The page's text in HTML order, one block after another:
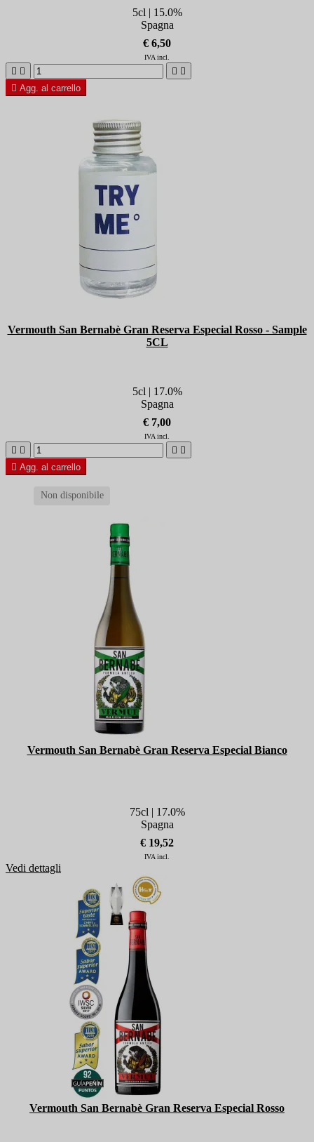
5cl | 15.0%
Spagna
€ 6,50
IVA incl.
   
 Agg. al carrello
Vermouth San Bernabè Gran Reserva Especial Rosso - Sample
5CL
5cl | 17.0%
Spagna
€ 7,00
IVA incl.
   
 Agg. al carrello
Non disponibile
Vermouth San Bernabè Gran Reserva Especial Bianco
75cl | 17.0%
Spagna
€ 19,52
IVA incl.
Vedi dettagli
Vermouth San Bernabè Gran Reserva Especial Rosso